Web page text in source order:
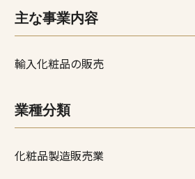
主な事業内容
輸入化粧品の販売
業種分類
化粧品製造販売業